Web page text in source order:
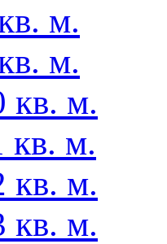
м.
м.
кв. м.
кв. м.
кв. м.
кв. м.